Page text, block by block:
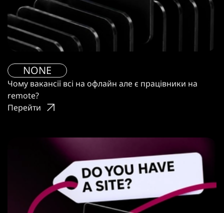
NONE
Чому вакансії всі на офлайн але є працівники на
remote?
Перейти